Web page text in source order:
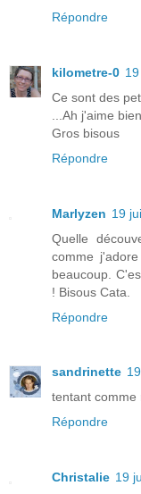
Répondre
kilometre-0
Ce sont des
...Ah j'aime
Gros bisous
Répondre
Marlyzen 19
Quelle
comme
beaucoup.
! Bisous Cata.
Répondre
sandrinette
tentant comme
Répondre
Christalie 19